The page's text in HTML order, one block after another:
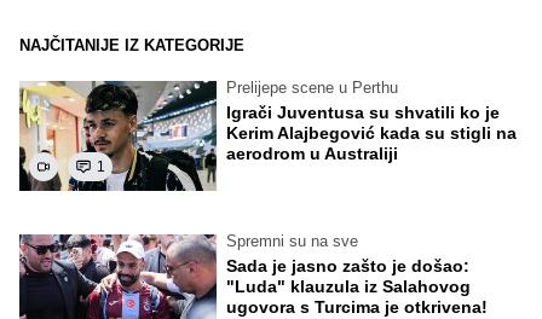
NAJČITANIJE IZ KATEGORIJE
1
Prelijepe scene u Perthu
Igrači Juventusa su shvatili ko je
Kerim Alajbegović kada su stigli na
aerodrom u Australiji
Spremni su na sve
Sada je jasno zašto je došao:
"Luda" klauzula iz Salahovog
ugovora s Turcima je otkrivena!